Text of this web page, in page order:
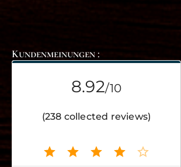
Kundenmeinungen :